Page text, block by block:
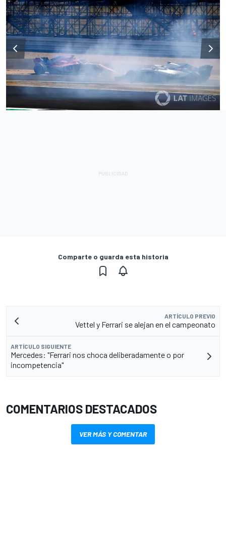
Comparte o guarda esta historia
ARTÍCULO PREVIO
Vettel y Ferrari se alejan en el campeonato
ARTÍCULO SIGUIENTE
Mercedes: "Ferrari nos choca deliberadamente o por
incompetencia"
COMENTARIOS DESTACADOS
VER MÁS Y COMENTAR